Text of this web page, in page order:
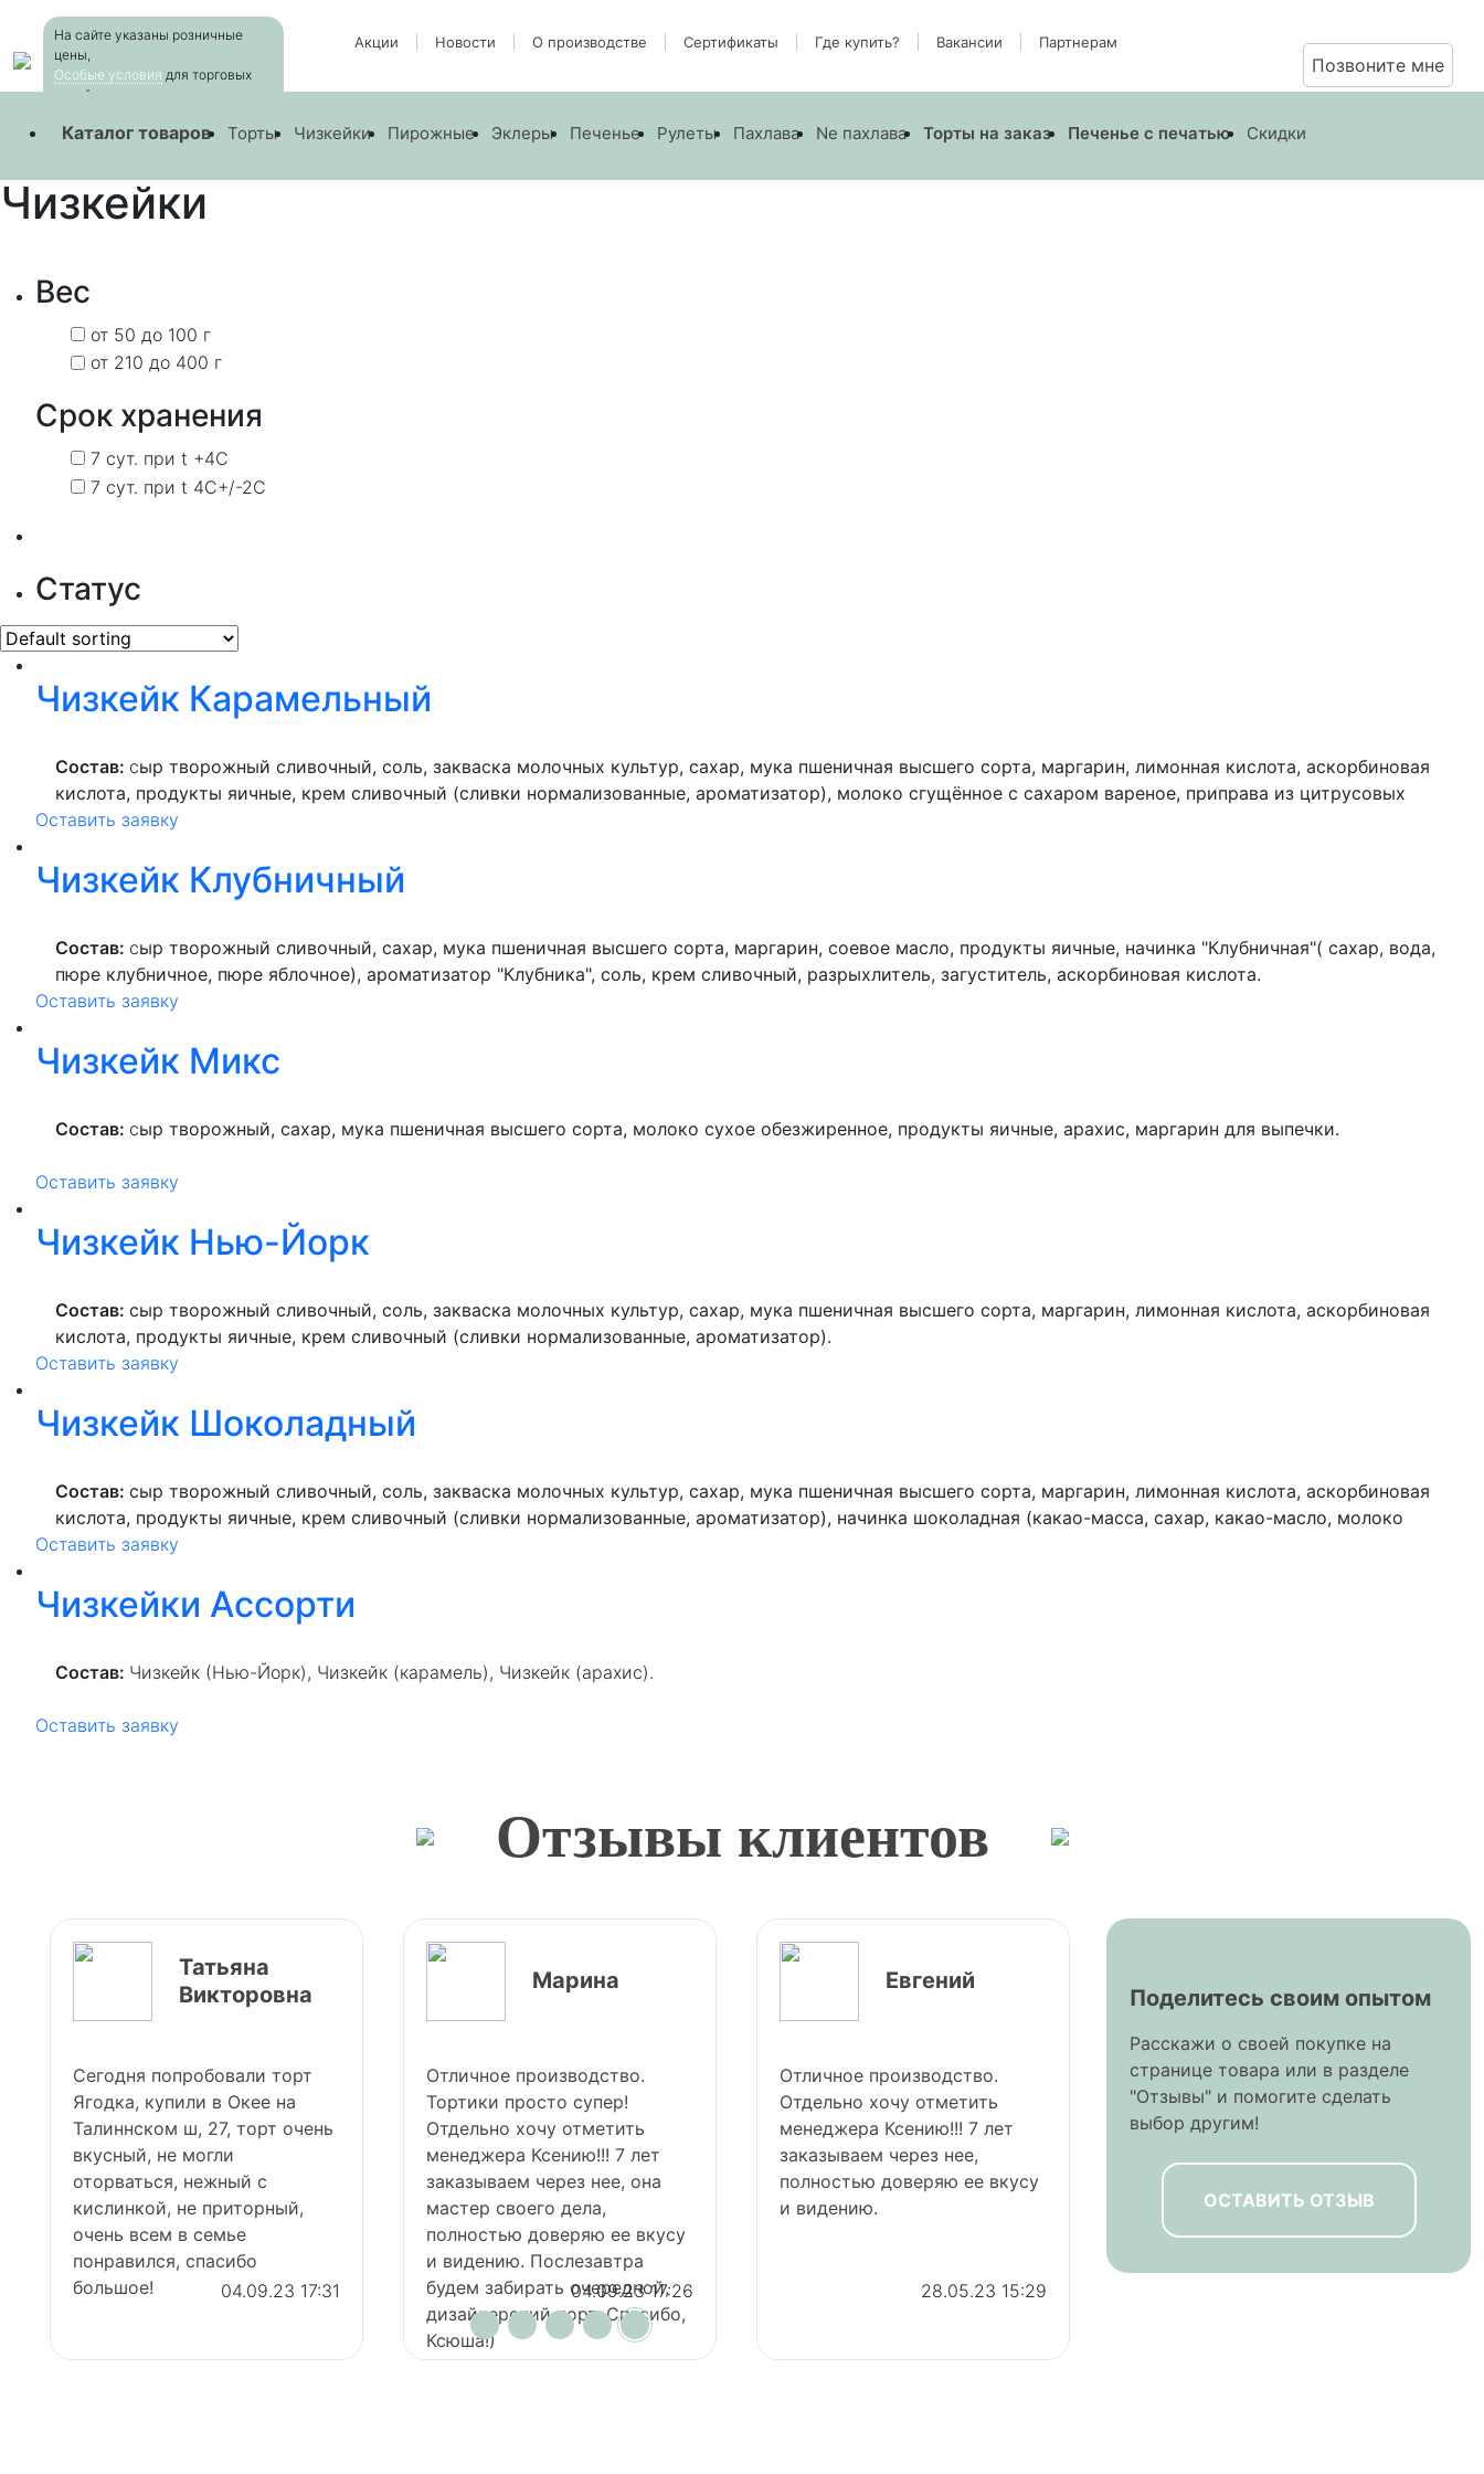
the
content
На сайте указаны розничные
цены,
Особые условия для торговых
сетей
Акции Новости О производстве Cертификаты Где купить? Вакансии Партнерам
Позвоните мне
Каталог товаров Торты Чизкейки Пирожные Эклеры Печенье Рулеты Пахлава Ne пахлава Торты на заказ Печенье с печатью Скидки
— Products
Чизкейки
Вес
от 50 до 100 г
от 210 до 400 г
Срок хранения
7 сут. при t +4C
7 сут. при t 4C+/-2C
Статус
Чизкейк Карамельный
Состав: сыр творожный сливочный, соль, закваска молочных культур, сахар, мука пшеничная высшего сорта, маргарин, лимонная кислота, аскорбиновая
кислота, продукты яичные, крем сливочный (сливки нормализованные, ароматизатор), молоко сгущённое с сахаром вареное, приправа из цитрусовых
плодов, крем с ароматом "Карамель"(сахар, вода питьевая, сыворотка сухая молочная, растительный жир, крахмал кукурузный, ароматизатор "Карамель".
Оставить заявку
Чизкейк Клубничный
Состав: сыр творожный сливочный, сахар, мука пшеничная высшего сорта, маргарин, соевое масло, продукты яичные, начинка "Клубничная"( сахар, вода,
пюре клубничное, пюре яблочное), ароматизатор "Клубника", соль, крем сливочный, разрыхлитель, загуститель, аскорбиновая кислота.
Оставить заявку
Чизкейк Микс
Состав: сыр творожный, сахар, мука пшеничная высшего сорта, молоко сухое обезжиренное, продукты яичные, арахис, маргарин для выпечки.
Оставить заявку
Чизкейк Нью-Йорк
Состав: сыр творожный сливочный, соль, закваска молочных культур, сахар, мука пшеничная высшего сорта, маргарин, лимонная кислота, аскорбиновая
кислота, продукты яичные, крем сливочный (сливки нормализованные, ароматизатор).
Оставить заявку
Чизкейк Шоколадный
Состав: сыр творожный сливочный, соль, закваска молочных культур, сахар, мука пшеничная высшего сорта, маргарин, лимонная кислота, аскорбиновая
кислота, продукты яичные, крем сливочный (сливки нормализованные, ароматизатор), начинка шоколадная (какао-масса, сахар, какао-масло, молоко
сгущенное с сахаром, какао-порошок).
Оставить заявку
Чизкейки Ассорти
Состав: Чизкейк (Нью-Йорк), Чизкейк (карамель), Чизкейк (арахис).
Оставить заявку
Отзывы клиентов
Татьяна
Викторовна
Сегодня попробовали торт
Ягодка, купили в Окее на
Талиннском ш, 27, торт очень
вкусный, не могли
оторваться, нежный с
кислинкой, не приторный,
очень всем в семье
понравился, спасибо
большое!
04.09.23 17:31
Марина
Отличное производство.
Тортики просто супер!
Отдельно хочу отметить
менеджера Ксению!!! 7 лет
заказываем через нее, она
мастер своего дела,
полностью доверяю ее вкусу
и видению. Послезавтра
будем забирать очередной,
дизайнерский торт. Спасибо,
Ксюша!)
04.09.23 17:26
Евгений
Отличное производство.
Отдельно хочу отметить
менеджера Ксению!!! 7 лет
заказываем через нее,
полностью доверяю ее вкусу
и видению.
28.05.23 15:29
Поделитесь своим опытом
Расскажи о своей покупке на
странице товара или в разделе
"Отзывы" и помогите сделать
выбор другим!
ОСТАВИТЬ ОТЗЫВ